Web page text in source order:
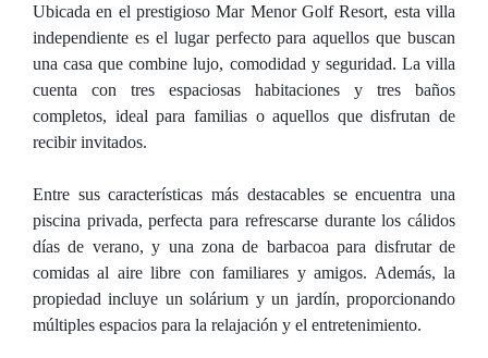
Ubicada en el prestigioso Mar Menor Golf Resort, esta villa
independiente es el lugar perfecto para aquellos que buscan
una casa que combine lujo, comodidad y seguridad. La villa
cuenta con tres espaciosas habitaciones y tres baños
completos, ideal para familias o aquellos que disfrutan de
recibir invitados.
Entre sus características más destacables se encuentra una
piscina privada, perfecta para refrescarse durante los cálidos
días de verano, y una zona de barbacoa para disfrutar de
comidas al aire libre con familiares y amigos. Además, la
propiedad incluye un solárium y un jardín, proporcionando
múltiples espacios para la relajación y el entretenimiento.